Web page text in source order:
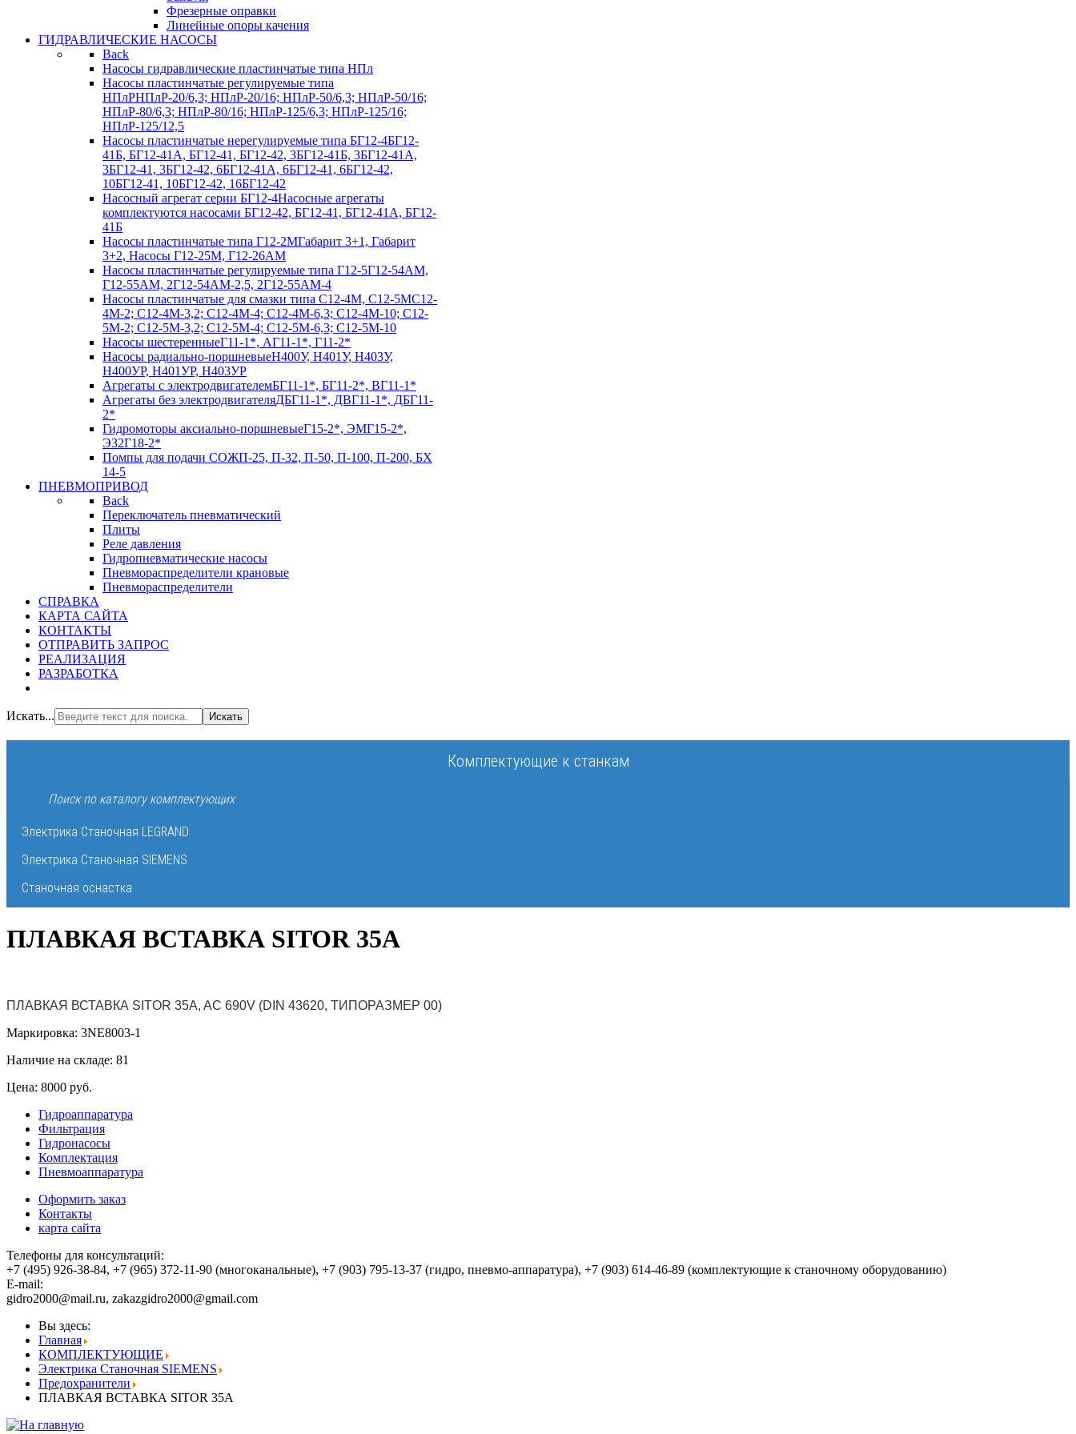
Фрезерные оправки
Линейные опоры качения
ГИДРАВЛИЧЕСКИЕ НАСОСЫ
Back
Насосы гидравлические пластинчатые типа НПл
Насосы пластинчатые регулируемые типа
НПлРНПлР-20/6,3; НПлР-20/16; НПлР-50/6,3; НПлР-50/16;
НПлР-80/6,3; НПлР-80/16; НПлР-125/6,3; НПлР-125/16;
НПлР-125/12,5
Насосы пластинчатые нерегулируемые типа БГ12-4БГ12-
41Б, БГ12-41А, БГ12-41, БГ12-42, 3БГ12-41Б, 3БГ12-41А,
3БГ12-41, 3БГ12-42, 6БГ12-41А, 6БГ12-41, 6БГ12-42,
10БГ12-41, 10БГ12-42, 16БГ12-42
Насосный агрегат серии БГ12-4Насосные агрегаты
комплектуются насосами БГ12-42, БГ12-41, БГ12-41А, БГ12-
41Б
Насосы пластинчатые типа Г12-2МГабарит 3+1, Габарит
3+2, Насосы Г12-25М, Г12-26АМ
Насосы пластинчатые регулируемые типа Г12-5Г12-54АМ,
Г12-55АМ, 2Г12-54АМ-2,5, 2Г12-55АМ-4
Насосы пластинчатые для смазки типа C12-4М, С12-5МС12-
4М-2; С12-4М-3,2; С12-4М-4; С12-4М-6,3; С12-4М-10; С12-
5М-2; С12-5М-3,2; С12-5М-4; С12-5М-6,3; С12-5М-10
Насосы шестеренныеГ11-1*, АГ11-1*, Г11-2*
Насосы радиально-поршневыеН400У, Н401У, Н403У,
Н400УР, Н401УР, Н403УР
Агрегаты с электродвигателемБГ11-1*, БГ11-2*, ВГ11-1*
Агрегаты без электродвигателяДБГ11-1*, ДВГ11-1*, ДБГ11-
2*
Гидромоторы аксиально-поршневыеГ15-2*, ЭМГ15-2*,
Э32Г18-2*
Помпы для подачи СОЖП-25, П-32, П-50, П-100, П-200, БХ
14-5
ПНЕВМОПРИВОД
Back
Переключатель пневматический
Плиты
Реле давления
Гидропневматические насосы
Пневмораспределители крановые
Пневмораспределители
СПРАВКА
КАРТА САЙТА
КОНТАКТЫ
ОТПРАВИТЬ ЗАПРОС
РЕАЛИЗАЦИЯ
РАЗРАБОТКА
Искать... Искать
Комплектующие к станкам
Электрика Станочная LEGRAND
Электрика Станочная SIEMENS
Станочная оснастка
ПЛАВКАЯ ВСТАВКА SITOR 35A
ПЛАВКАЯ ВСТАВКА SITOR 35A, AC 690V (DIN 43620, ТИПОРАЗМЕР 00)
Маркировка: 3NE8003-1
Наличие на складе: 81
Цена: 8000 руб.
Гидроаппаратура
Фильтрация
Гидронасосы
Комплектация
Пневмоаппаратура
Оформить заказ
Контакты
карта сайта
Телефоны для консультаций:
+7 (495) 926-38-84, +7 (965) 372-11-90 (многоканальные), +7 (903) 795-13-37 (гидро, пневмо-аппаратура), +7 (903) 614-46-89 (комплектующие к станочному оборудованию)
E-mail:
,
Вы здесь:
Главная
КОМПЛЕКТУЮЩИЕ
Электрика Станочная SIEMENS
Предохранители
ПЛАВКАЯ ВСТАВКА SITOR 35A